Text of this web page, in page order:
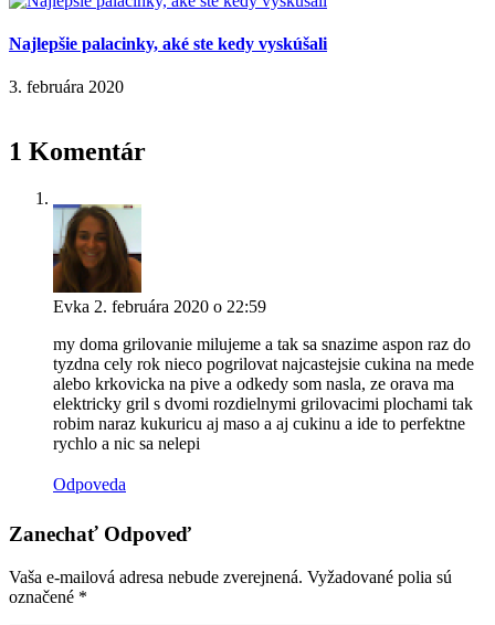
Najlepšie palacinky, aké ste kedy vyskúšali
3. februára 2020
1 Komentár
Evka 2. februára 2020 o 22:59
my doma grilovanie milujeme a tak sa snazime aspon raz do
tyzdna cely rok nieco pogrilovat najcastejsie cukina na mede
alebo krkovicka na pive a odkedy som nasla, ze orava ma
elektricky gril s dvomi rozdielnymi grilovacimi plochami tak
robim naraz kukuricu aj maso a aj cukinu a ide to perfektne
rychlo a nic sa nelepi
Odpoveda
Zanechať Odpoveď
Vaša e-mailová adresa nebude zverejnená. Vyžadované polia sú
označené *